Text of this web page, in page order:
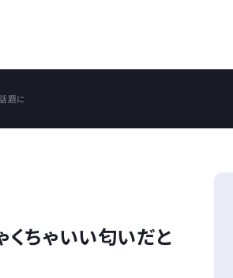
題に
くちゃいい匂いだと